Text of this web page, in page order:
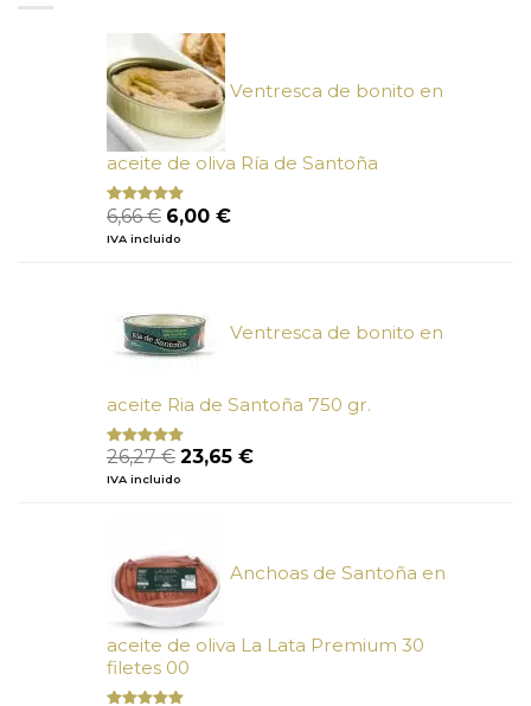
Ventresca de bonito en
aceite de oliva Ría de Santoña
Valorado
con
de 5
6,66€ El
precio
6,00 €El
IVA incluido
Ventresca de bonito en
aceite Ria de Santoña 750 gr.
Valorado
con
5
26,27€ El
precio
23,65 €El
IVA incluido
Anchoas de Santoña en
aceite de oliva La Lata Premium 30
filetes 00